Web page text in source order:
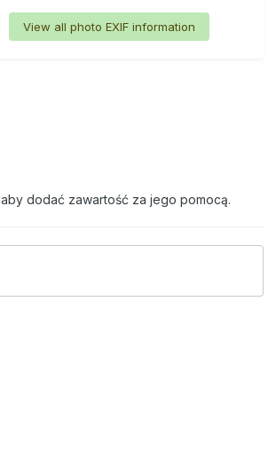
View all photo EXIF information
aby dodać zawartość za jego pomocą.